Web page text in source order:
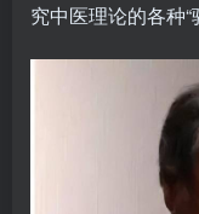
究中医理论的各种